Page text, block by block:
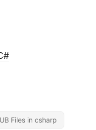
Files in csharp